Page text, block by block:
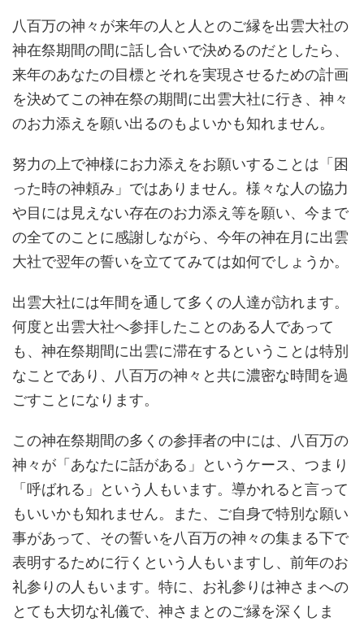
八百万の神々が来年の人と人とのご縁を出雲大社の
神在祭期間の間に話し合いで決めるのだとしたら、
来年のあなたの目標とそれを実現させるための計画
を決めてこの神在祭の期間に出雲大社に行き、神々
のお力添えを願い出るのもよいかも知れません。
努力の上で神様にお力添えをお願いすることは「困
った時の神頼み」ではありません。様々な人の協力
や目には見えない存在のお力添え等を願い、今まで
の全てのことに感謝しながら、今年の神在月に出雲
大社で翌年の誓いを立ててみては如何でしょうか。
出雲大社には年間を通して多くの人達が訪れます。
何度と出雲大社へ参拝したことのある人であって
も、神在祭期間に出雲に滞在するということは特別
なことであり、八百万の神々と共に濃密な時間を過
ごすことになります。
この神在祭期間の多くの参拝者の中には、八百万の
神々が「あなたに話がある」というケース、つまり
「呼ばれる」という人もいます。導かれると言って
もいいかも知れません。また、ご自身で特別な願い
事があって、その誓いを八百万の神々の集まる下で
表明するために行くという人もいますし、前年のお
礼参りの人もいます。特に、お礼参りは神さまへの
とても大切な礼儀で、神さまとのご縁を深くしま